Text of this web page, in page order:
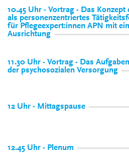
10.45 Uhr - Vortrag - Das
als personenzentriertes
für Pflegeexpert:innen APN mit
Ausrichtung
11.30 Uhr - Vortrag - Das
der psychosozialen Versorgung
12 Uhr - Mittagspause
12.45 Uhr - Plenum